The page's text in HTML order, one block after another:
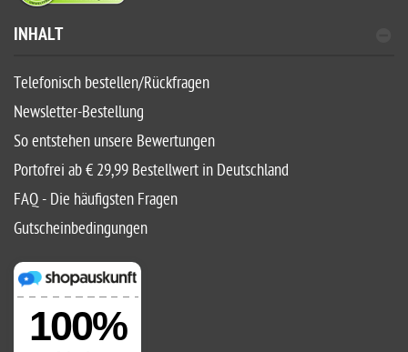
INHALT
Telefonisch bestellen/Rückfragen
Newsletter-Bestellung
So entstehen unsere Bewertungen
Portofrei ab € 29,99 Bestellwert in Deutschland
FAQ - Die häufigsten Fragen
Gutscheinbedingungen